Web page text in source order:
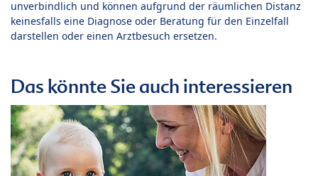
unverbindlich und können aufgrund der räumlichen Distanz
keinesfalls eine Diagnose oder Beratung für den Einzelfall
darstellen oder einen Arztbesuch ersetzen.
Das könnte Sie auch interessieren